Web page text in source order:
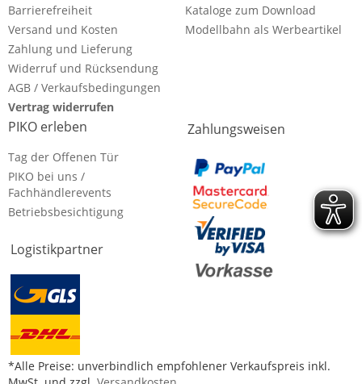
Barrierefreiheit
Versand und Kosten
Zahlung und Lieferung
Widerruf und Rücksendung
AGB / Verkaufsbedingungen
Vertrag widerrufen
Kataloge zum Download
Modellbahn als Werbeartikel
PIKO erleben
Tag der Offenen Tür
PIKO bei uns /
Fachhändlerevents
Betriebsbesichtigung
Logistikpartner
Zahlungsweisen
*Alle Preise: unverbindlich empfohlener Verkaufspreis inkl.